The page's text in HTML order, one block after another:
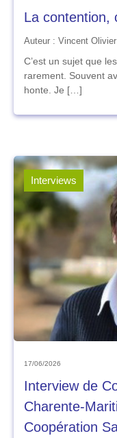
La contention,
Auteur : Vincent Olivier
C’est un sujet que
rarement. Souvent
honte. Je […]
Interviews
17/06/2026
Interview de
Charente-
Coopération